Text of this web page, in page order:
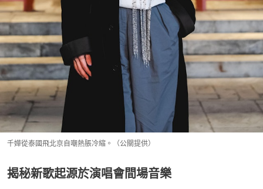
千嬅從泰國飛北京自嘲熱脹冷縮。（公關提供）
揭秘新歌起源於演唱會間場音樂